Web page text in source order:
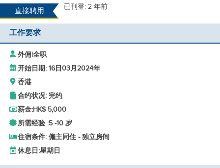
直接聘用
已刊登: 2 年前
工作要求
外佣|全职
开始日期: 16日03月2024年
香港
合约状况: 完约
薪金:HK$ 5,000
所需经验 :5 -10 岁
住宿条件: 僱主同住 - 独立房间
休息日:星期日